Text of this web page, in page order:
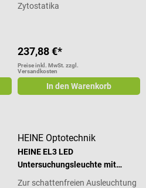
Zytostatika
237,88 €*
Preise inkl. MwSt. zzgl.
Versandkosten
In den Warenkorb
HEINE Optotechnik
HEINE EL3 LED
Untersuchungsleuchte mit
Rollstativ
Zur schattenfreien Ausleuchtung